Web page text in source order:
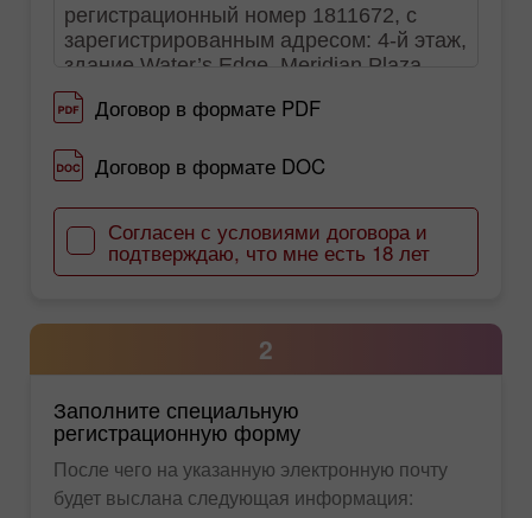
Договор в формате PDF
Договор в формате DOC
Согласен с условиями договора и
подтверждаю, что мне есть 18 лет
2
Заполните специальную
регистрационную форму
После чего на указанную электронную почту
будет выслана следующая информация: